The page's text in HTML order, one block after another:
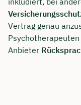
Vertrag genau
Anbieter